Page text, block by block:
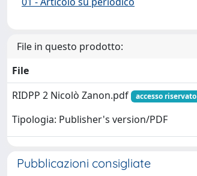
File in questo prodotto:
File
RIDPP 2 Nicolò Zanon.pdf
accesso riservato
Tipologia: Publisher's version/PDF
Pubblicazioni consigliate